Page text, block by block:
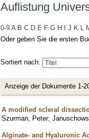
Auflistung
0-9 A B C D E F G H J K L
Oder geben Sie die ersten
Sortiert nach:
Anzeige der Dokumente 1-
A modified scleral
Szurman, Peter;
Alginate- and Hyaluronic